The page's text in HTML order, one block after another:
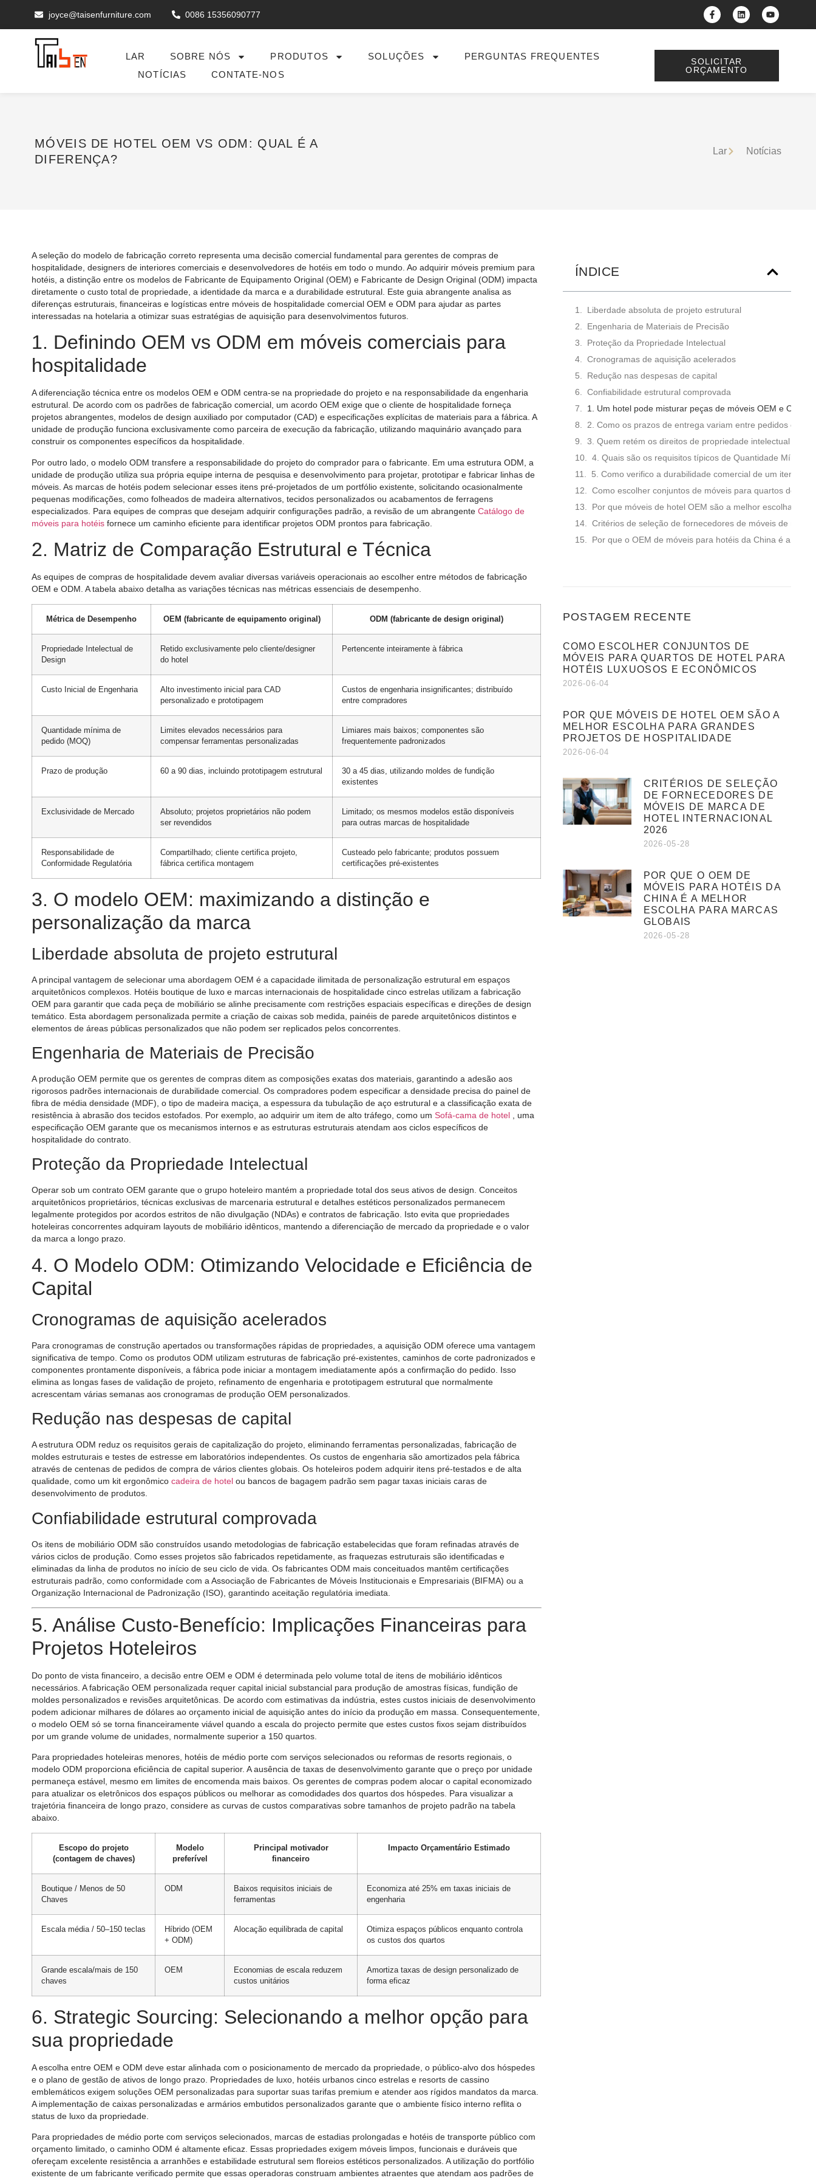
joyce@taisenfurniture.com 0086 15356090777
LAR SOBRE NÓS PRODUTOS SOLUÇÕES
PERGUNTAS FREQUENTES
NOTÍCIAS
CONTATE-NOS
SOLICITAR
ORÇAMENTO
MÓVEIS DE HOTEL OEM VS ODM: QUAL É A
DIFERENÇA?
Lar Notícias
A seleção do modelo de fabricação correto representa uma decisão comercial fundamental para gerentes de compras de
hospitalidade, designers de interiores comerciais e desenvolvedores de hotéis em todo o mundo. Ao adquirir móveis premium para
hotéis, a distinção entre os modelos de Fabricante de Equipamento Original (OEM) e Fabricante de Design Original (ODM) impacta
diretamente o custo total de propriedade, a identidade da marca e a durabilidade estrutural. Este guia abrangente analisa as
diferenças estruturais, financeiras e logísticas entre móveis de hospitalidade comercial OEM e ODM para ajudar as partes
interessadas na hotelaria a otimizar suas estratégias de aquisição para desenvolvimentos futuros.
1. Definindo OEM vs ODM em móveis comerciais para
hospitalidade
A diferenciação técnica entre os modelos OEM e ODM centra-se na propriedade do projeto e na responsabilidade da engenharia
estrutural. De acordo com os padrões de fabricação comercial, um acordo OEM exige que o cliente de hospitalidade forneça
projetos abrangentes, modelos de design auxiliado por computador (CAD) e especificações explícitas de materiais para a fábrica. A
unidade de produção funciona exclusivamente como parceira de execução da fabricação, utilizando maquinário avançado para
construir os componentes específicos da hospitalidade.
Por outro lado, o modelo ODM transfere a responsabilidade do projeto do comprador para o fabricante. Em uma estrutura ODM, a
unidade de produção utiliza sua própria equipe interna de pesquisa e desenvolvimento para projetar, prototipar e fabricar linhas de
móveis. As marcas de hotéis podem selecionar esses itens pré-projetados de um portfólio existente, solicitando ocasionalmente
pequenas modificações, como folheados de madeira alternativos, tecidos personalizados ou acabamentos de ferragens
especializados. Para equipes de compras que desejam adquirir configurações padrão, a revisão de um abrangente Catálogo de
móveis para hotéis fornece um caminho eficiente para identificar projetos ODM prontos para fabricação.
2. Matriz de Comparação Estrutural e Técnica
As equipes de compras de hospitalidade devem avaliar diversas variáveis ​​operacionais ao escolher entre métodos de fabricação
OEM e ODM. A tabela abaixo detalha as variações técnicas nas métricas essenciais de desempenho.
Métrica de Desempenho OEM (fabricante de equipamento original) ODM (fabricante de design original)
Propriedade Intelectual de
Design
Retido exclusivamente pelo cliente/designer
do hotel
Pertencente inteiramente à fábrica
Custo Inicial de Engenharia
Alto investimento inicial para CAD
personalizado e prototipagem
Custos de engenharia insignificantes; distribuído
entre compradores
Quantidade mínima de
pedido (MOQ)
Limites elevados necessários para
compensar ferramentas personalizadas
Limiares mais baixos; componentes são
frequentemente padronizados
Prazo de produção 60 a 90 dias, incluindo prototipagem estrutural
30 a 45 dias, utilizando moldes de fundição
existentes
Exclusividade de Mercado
Absoluto; projetos proprietários não podem
ser revendidos
Limitado; os mesmos modelos estão disponíveis
para outras marcas de hospitalidade
Responsabilidade de
Conformidade Regulatória
Compartilhado; cliente certifica projeto,
fábrica certifica montagem
Custeado pelo fabricante; produtos possuem
certificações pré-existentes
3. O modelo OEM: maximizando a distinção e
personalização da marca
Liberdade absoluta de projeto estrutural
A principal vantagem de selecionar uma abordagem OEM é a capacidade ilimitada de personalização estrutural em espaços
arquitetônicos complexos. Hotéis boutique de luxo e marcas internacionais de hospitalidade cinco estrelas utilizam a fabricação
OEM para garantir que cada peça de mobiliário se alinhe precisamente com restrições espaciais específicas e direções de design
temático. Esta abordagem personalizada permite a criação de caixas sob medida, painéis de parede arquitetônicos distintos e
elementos de áreas públicas personalizados que não podem ser replicados pelos concorrentes.
Engenharia de Materiais de Precisão
A produção OEM permite que os gerentes de compras ditem as composições exatas dos materiais, garantindo a adesão aos
rigorosos padrões internacionais de durabilidade comercial. Os compradores podem especificar a densidade precisa do painel de
fibra de média densidade (MDF), o tipo de madeira maciça, a espessura da tubulação de aço estrutural e a classificação exata de
resistência à abrasão dos tecidos estofados. Por exemplo, ao adquirir um item de alto tráfego, como um Sofá-cama de hotel
, uma
especificação OEM garante que os mecanismos internos e as estruturas estruturais atendam aos ciclos específicos de
hospitalidade do contrato.
Proteção da Propriedade Intelectual
Operar sob um contrato OEM garante que o grupo hoteleiro mantém a propriedade total dos seus ativos de design. Conceitos
arquitetônicos proprietários, técnicas exclusivas de marcenaria estrutural e detalhes estéticos personalizados permanecem
legalmente protegidos por acordos estritos de não divulgação (NDAs) e contratos de fabricação. Isto evita que propriedades
hoteleiras concorrentes adquiram layouts de mobiliário idênticos, mantendo a diferenciação de mercado da propriedade e o valor
da marca a longo prazo.
4. O Modelo ODM: Otimizando Velocidade e Eficiência de
Capital
Cronogramas de aquisição acelerados
Para cronogramas de construção apertados ou transformações rápidas de propriedades, a aquisição ODM oferece uma vantagem
significativa de tempo. Como os produtos ODM utilizam estruturas de fabricação pré-existentes, caminhos de corte padronizados e
componentes prontamente disponíveis, a fábrica pode iniciar a montagem imediatamente após a confirmação do pedido. Isso
elimina as longas fases de validação de projeto, refinamento de engenharia e prototipagem estrutural que normalmente
acrescentam várias semanas aos cronogramas de produção OEM personalizados.
Redução nas despesas de capital
A estrutura ODM reduz os requisitos gerais de capitalização do projeto, eliminando ferramentas personalizadas, fabricação de
moldes estruturais e testes de estresse em laboratórios independentes. Os custos de engenharia são amortizados pela fábrica
através de centenas de pedidos de compra de vários clientes globais. Os hoteleiros podem adquirir itens pré-testados e de alta
qualidade, como um kit ergonômico cadeira de hotel ou bancos de bagagem padrão sem pagar taxas iniciais caras de
desenvolvimento de produtos.
Confiabilidade estrutural comprovada
Os itens de mobiliário ODM são construídos usando metodologias de fabricação estabelecidas que foram refinadas através de
vários ciclos de produção. Como esses projetos são fabricados repetidamente, as fraquezas estruturais são identificadas e
eliminadas da linha de produtos no início de seu ciclo de vida. Os fabricantes ODM mais conceituados mantêm certificações
estruturais padrão, como conformidade com a Associação de Fabricantes de Móveis Institucionais e Empresariais (BIFMA) ou a
Organização Internacional de Padronização (ISO), garantindo aceitação regulatória imediata.
5. Análise Custo-Benefício: Implicações Financeiras para
Projetos Hoteleiros
Do ponto de vista financeiro, a decisão entre OEM e ODM é determinada pelo volume total de itens de mobiliário idênticos
necessários. A fabricação OEM personalizada requer capital inicial substancial para produção de amostras físicas, fundição de
moldes personalizados e revisões arquitetônicas. De acordo com estimativas da indústria, estes custos iniciais de desenvolvimento
podem adicionar milhares de dólares ao orçamento inicial de aquisição antes do início da produção em massa. Consequentemente,
o modelo OEM só se torna financeiramente viável quando a escala do projecto permite que estes custos fixos sejam distribuídos
por um grande volume de unidades, normalmente superior a 150 quartos.
Para propriedades hoteleiras menores, hotéis de médio porte com serviços selecionados ou reformas de resorts regionais, o
modelo ODM proporciona eficiência de capital superior. A ausência de taxas de desenvolvimento garante que o preço por unidade
permaneça estável, mesmo em limites de encomenda mais baixos. Os gerentes de compras podem alocar o capital economizado
para atualizar os eletrônicos dos espaços públicos ou melhorar as comodidades dos quartos dos hóspedes. Para visualizar a
trajetória financeira de longo prazo, considere as curvas de custos comparativas sobre tamanhos de projeto padrão na tabela
abaixo.
Escopo do projeto
(contagem de chaves)
Modelo
preferível
Principal motivador
financeiro
Impacto Orçamentário Estimado
Boutique / Menos de 50
Chaves
ODM
Baixos requisitos iniciais de
ferramentas
Economiza até 25% em taxas iniciais de
engenharia
Escala média / 50–150 teclas
Híbrido (OEM
+ ODM)
Alocação equilibrada de capital
Otimiza espaços públicos enquanto controla
os custos dos quartos
Grande escala/mais de 150
chaves
OEM
Economias de escala reduzem
custos unitários
Amortiza taxas de design personalizado de
forma eficaz
6. Strategic Sourcing: Selecionando a melhor opção para
sua propriedade
A escolha entre OEM e ODM deve estar alinhada com o posicionamento de mercado da propriedade, o público-alvo dos hóspedes
e o plano de gestão de ativos de longo prazo. Propriedades de luxo, hotéis urbanos cinco estrelas e resorts de cassino
emblemáticos exigem soluções OEM personalizadas para suportar suas tarifas premium e atender aos rígidos mandatos da marca.
A implementação de caixas personalizadas e armários embutidos personalizados garante que o ambiente físico interno reflita o
status de luxo da propriedade.
Para propriedades de médio porte com serviços selecionados, marcas de estadias prolongadas e hotéis de transporte público com
orçamento limitado, o caminho ODM é altamente eficaz. Essas propriedades exigem móveis limpos, funcionais e duráveis ​​que
ofereçam excelente resistência a arranhões e estabilidade estrutural sem floreios estéticos personalizados. A utilização do portfólio
existente de um fabricante verificado permite que essas operadoras construam ambientes atraentes que atendam aos padrões de
ÍNDICE
Liberdade absoluta de projeto estrutural
Engenharia de Materiais de Precisão
Proteção da Propriedade Intelectual
Cronogramas de aquisição acelerados
Redução nas despesas de capital
Confiabilidade estrutural comprovada
1. Um hotel pode misturar peças de móveis OEM e ODM
2. Como os prazos de entrega variam entre pedidos de
3. Quem retém os direitos de propriedade intelectual para
4. Quais são os requisitos típicos de Quantidade Mínima
5. Como verifico a durabilidade comercial de um item de
Como escolher conjuntos de móveis para quartos de
Por que móveis de hotel OEM são a melhor escolha
Critérios de seleção de fornecedores de móveis de
Por que o OEM de móveis para hotéis da China é a
POSTAGEM RECENTE
COMO ESCOLHER CONJUNTOS DE
MÓVEIS PARA QUARTOS DE HOTEL PARA
HOTÉIS LUXUOSOS E ECONÔMICOS
2026-06-04
POR QUE MÓVEIS DE HOTEL OEM SÃO A
MELHOR ESCOLHA PARA GRANDES
PROJETOS DE HOSPITALIDADE
2026-06-04
CRITÉRIOS DE SELEÇÃO
DE FORNECEDORES DE
MÓVEIS DE MARCA DE
HOTEL INTERNACIONAL
2026
2026-05-28
POR QUE O OEM DE
MÓVEIS PARA HOTÉIS DA
CHINA É A MELHOR
ESCOLHA PARA MARCAS
GLOBAIS
2026-05-28